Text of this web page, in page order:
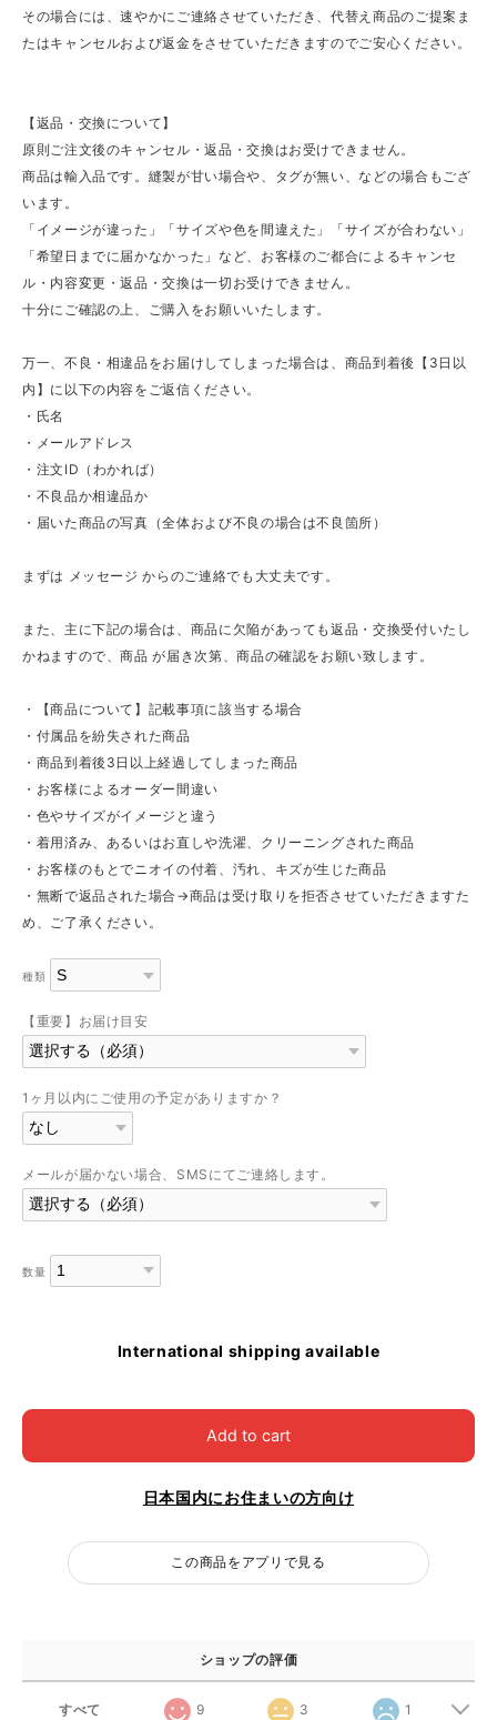
その場合には、速やかにご連絡させていただき、代替え商品のご提案ま
たはキャンセルおよび返金をさせていただきますのでご安心ください。
【返品・交換について】
原則ご注文後のキャンセル・返品・交換はお受けできません。
商品は輸入品です。縫製が甘い場合や、タグが無い、などの場合もござ
います。
「イメージが違った」「サイズや色を間違えた」「サイズが合わない」
「希望日までに届かなかった」など、お客様のご都合によるキャンセ
ル・内容変更・返品・交換は一切お受けできません。
十分にご確認の上、ご購入をお願いいたします。
万一、不良・相違品をお届けしてしまった場合は、商品到着後【3日以
内】に以下の内容をご返信ください。
・氏名
・メールアドレス
・注文ID（わかれば）
・不良品か相違品か
・届いた商品の写真（全体および不良の場合は不良箇所）
まずは メッセージ からのご連絡でも大丈夫です。
また、主に下記の場合は、商品に欠陥があっても返品・交換受付いたし
かねますので、商品 が届き次第、商品の確認をお願い致します。
・【商品について】記載事項に該当する場合
・付属品を紛失された商品
・商品到着後3日以上経過してしまった商品
・お客様によるオーダー間違い
・色やサイズがイメージと違う
・着用済み、あるいはお直しや洗濯、クリーニングされた商品
・お客様のもとでニオイの付着、汚れ、キズが生じた商品
・無断で返品された場合→商品は受け取りを拒否させていただきますた
め、ご了承ください。
種類
【重要】お届け目安
1ヶ月以内にご使用の予定がありますか？
メールが届かない場合、SMSにてご連絡します。
数量
International shipping available
Add to cart
日本国内にお住まいの方向け
この商品をアプリで見る
ショップの評価
すべて 9 3 1